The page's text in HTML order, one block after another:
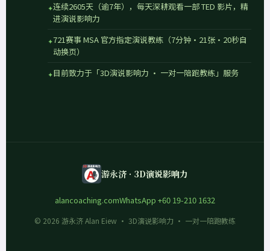
连续2605天（逾7年），每天深耕观看一部 TED 影片，精
进演说影响力
721赛事 MSA 官方指定演说教练（7分钟·21张·20秒自
动换页）
目前致力于「3D演说影响力 · 一对一陪跑教练」服务
游永济 · 3D演说影响力
alancoaching.comWhatsApp +60 19-210 1632
© 2026 游永济 Alan Eiew · 3D演说影响力 · 一对一陪跑教练